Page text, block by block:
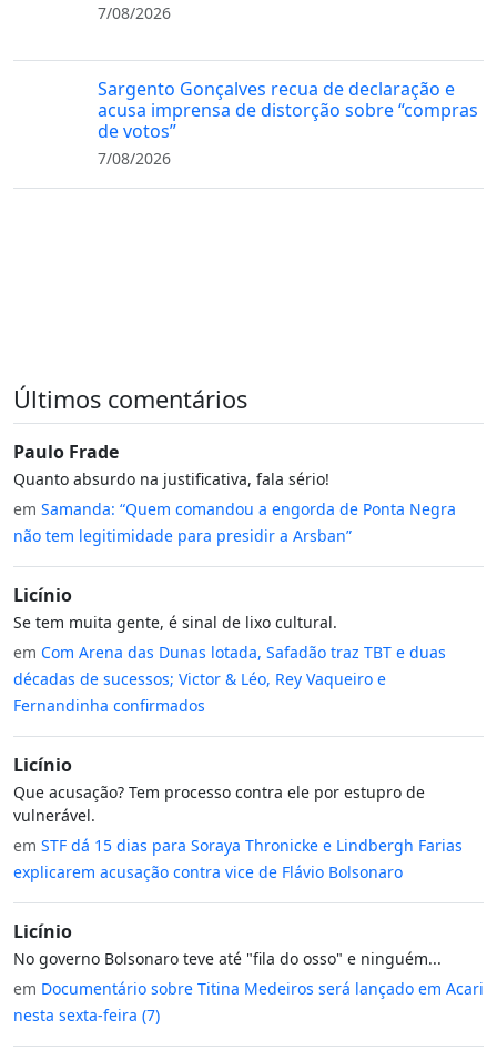
7/08/2026
Sargento Gonçalves recua de declaração e
acusa imprensa de distorção sobre “compras
de votos”
7/08/2026
Últimos comentários
Paulo Frade
Quanto absurdo na justificativa, fala sério!
em Samanda: “Quem comandou a engorda de Ponta Negra
não tem legitimidade para presidir a Arsban”
Licínio
Se tem muita gente, é sinal de lixo cultural.
em Com Arena das Dunas lotada, Safadão traz TBT e duas
décadas de sucessos; Victor & Léo, Rey Vaqueiro e
Fernandinha confirmados
Licínio
Que acusação? Tem processo contra ele por estupro de
vulnerável.
em STF dá 15 dias para Soraya Thronicke e Lindbergh Farias
explicarem acusação contra vice de Flávio Bolsonaro
Licínio
No governo Bolsonaro teve até "fila do osso" e ninguém...
em Documentário sobre Titina Medeiros será lançado em Acari
nesta sexta-feira (7)